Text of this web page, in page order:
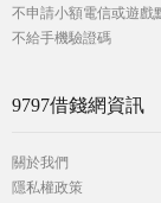
不申請小額電信或遊戲
不給手機驗證碼
9797借錢網資訊
關於我們
隱私權政策